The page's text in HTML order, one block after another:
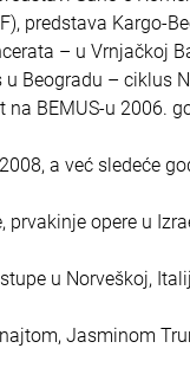
predstava Kargo-
– u Vrnjačkoj
Beogradu – ciklus
BEMUS-u 2006.
a već sledeće
prvakinje opere u
u Norveškoj,
Jasminom